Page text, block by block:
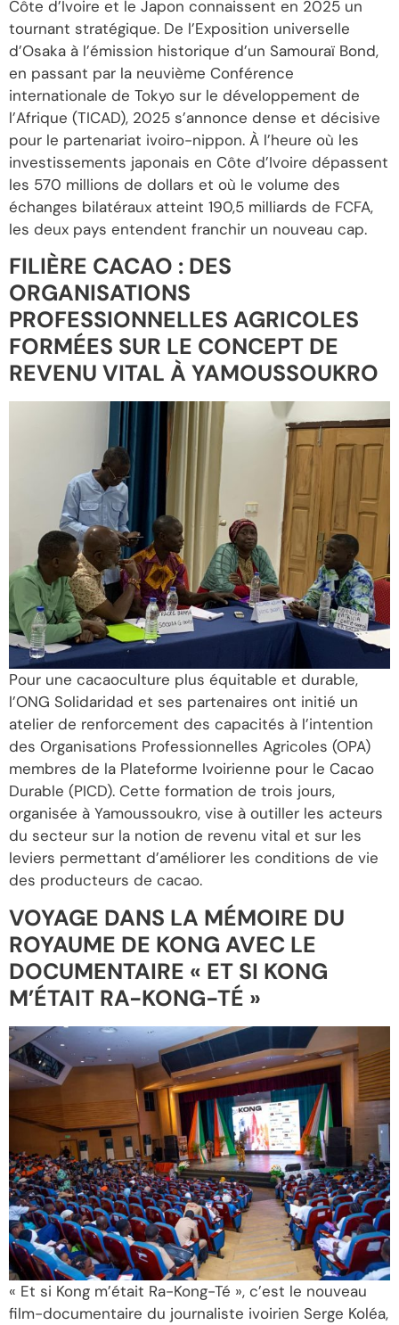
Côte d’Ivoire et le Japon connaissent en 2025 un
tournant stratégique. De l’Exposition universelle
d’Osaka à l’émission historique d’un Samouraï Bond,
en passant par la neuvième Conférence
internationale de Tokyo sur le développement de
l’Afrique (TICAD), 2025 s’annonce dense et décisive
pour le partenariat ivoiro-nippon. À l’heure où les
investissements japonais en Côte d’Ivoire dépassent
les 570 millions de dollars et où le volume des
échanges bilatéraux atteint 190,5 milliards de FCFA,
les deux pays entendent franchir un nouveau cap.
FILIÈRE CACAO : DES
ORGANISATIONS
PROFESSIONNELLES AGRICOLES
FORMÉES SUR LE CONCEPT DE
REVENU VITAL À YAMOUSSOUKRO
Pour une cacaoculture plus équitable et durable,
l’ONG Solidaridad et ses partenaires ont initié un
atelier de renforcement des capacités à l’intention
des Organisations Professionnelles Agricoles (OPA)
membres de la Plateforme Ivoirienne pour le Cacao
Durable (PICD). Cette formation de trois jours,
organisée à Yamoussoukro, vise à outiller les acteurs
du secteur sur la notion de revenu vital et sur les
leviers permettant d’améliorer les conditions de vie
des producteurs de cacao.
VOYAGE DANS LA MÉMOIRE DU
ROYAUME DE KONG AVEC LE
DOCUMENTAIRE « ET SI KONG
M’ÉTAIT RA-KONG-TÉ »
« Et si Kong m’était Ra-Kong-Té », c’est le nouveau
film-documentaire du journaliste ivoirien Serge Koléa,